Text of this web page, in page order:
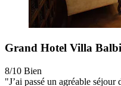
Grand Hotel Villa Balbi
8/10 Bien
"J’ai passé un agréable